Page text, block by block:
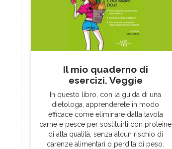
Il mio quaderno di
esercizi. Veggie
In questo libro, con la guida di una
dietologa, apprenderete in modo
efficace come eliminare dalla tavola
carne e pesce per sostituirli con proteine
di alta qualità, senza alcun rischio di
carenze alimentari o perdita di peso.